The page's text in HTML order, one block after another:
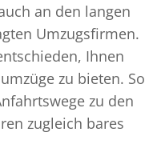
an den langen
Umzugsfirmen.
Ihnen
zu bieten. So
zu den
zugleich bares